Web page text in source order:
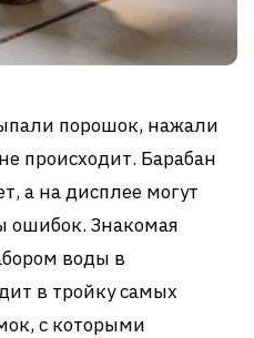
порошок, нажали
происходит. Барабан
а на дисплее могут
ошибок. Знакомая
воды в
в тройку самых
с которыми